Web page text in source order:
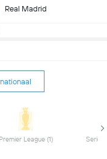
Real Madrid
Premier League (1)